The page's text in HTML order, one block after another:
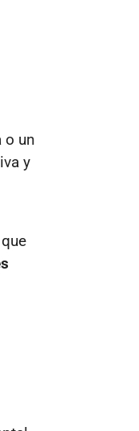
o un
y